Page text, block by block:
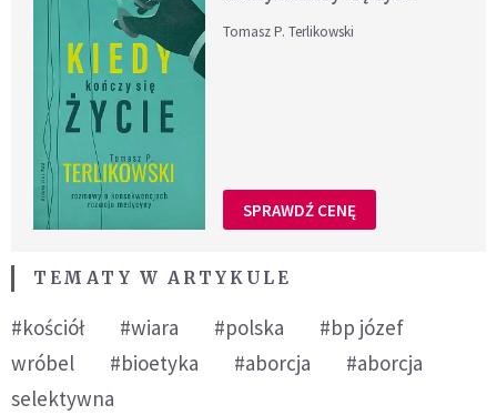
Tomasz P. Terlikowski
SPRAWDŹ CENĘ
TEMATY W ARTYKULE
#kościół #wiara #polska
#bp józef
wróbel
#bioetyka #aborcja
#aborcja
selektywna